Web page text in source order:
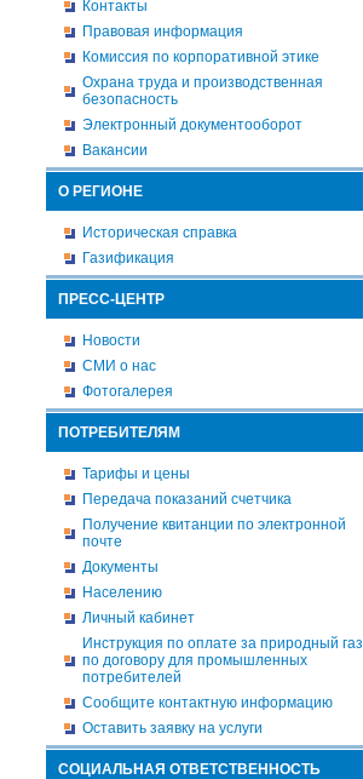
Контакты
Правовая информация
Комиссия по корпоративной этике
Охрана труда и производственная
безопасность
Электронный документооборот
Вакансии
О РЕГИОНЕ
Историческая справка
Газификация
ПРЕСС-ЦЕНТР
Новости
СМИ о нас
Фотогалерея
ПОТРЕБИТЕЛЯМ
Тарифы и цены
Передача показаний счетчика
Получение квитанции по электронной
почте
Документы
Населению
Личный кабинет
Инструкция по оплате за природный газ
по договору для промышленных
потребителей
Сообщите контактную информацию
Оставить заявку на услуги
СОЦИАЛЬНАЯ ОТВЕТСТВЕННОСТЬ